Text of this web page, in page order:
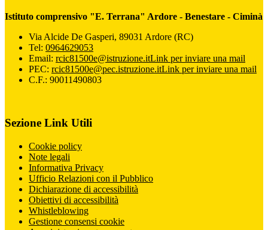
Istituto comprensivo "E. Terrana" Ardore - Benestare - Ciminà
Via Alcide De Gasperi, 89031 Ardore (RC)
Tel: 0964629053
Email: rcic81500e@istruzione.itLink per inviare una mail
PEC: rcic81500e@pec.istruzione.itLink per inviare una mail
C.F.: 90011490803
Sezione Link Utili
Cookie policy
Note legali
Informativa Privacy
Ufficio Relazioni con il Pubblico
Dichiarazione di accessibilità
Obiettivi di accessibilità
Whistleblowing
Gestione consensi cookie